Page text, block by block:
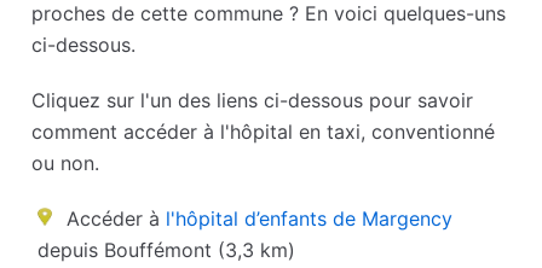
proches de cette commune ? En voici quelques-uns
ci-dessous.
Cliquez sur l'un des liens ci-dessous pour savoir
comment accéder à l'hôpital en taxi, conventionné
ou non.
Accéder à l'hôpital d’enfants de Margency
depuis Bouffémont (3,3 km)